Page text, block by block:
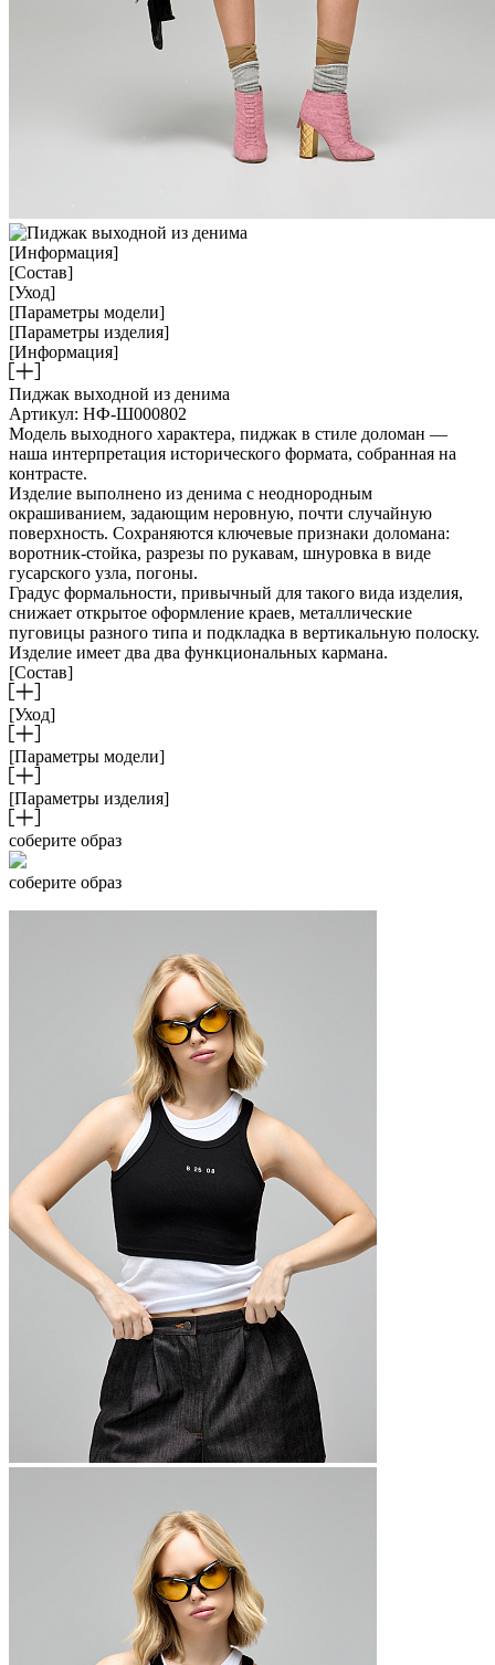
[Информация]
[Состав]
[Уход]
[Параметры модели]
[Параметры изделия]
[Информация]
Пиджак выходной из денима
Артикул: НФ-Ш000802
Модель выходного характера, пиджак в стиле доломан —
наша интерпретация исторического формата, собранная на
контрасте.
Изделие выполнено из денима с неоднородным
окрашиванием, задающим неровную, почти случайную
поверхность. Сохраняются ключевые признаки доломана:
воротник-стойка, разрезы по рукавам, шнуровка в виде
гусарского узла, погоны.
Градус формальности, привычный для такого вида изделия,
снижает открытое оформление краев, металлические
пуговицы разного типа и подкладка в вертикальную полоску.
Изделие имеет два два функциональных кармана.
[Состав]
[Уход]
[Параметры модели]
[Параметры изделия]
соберите образ
соберите образ